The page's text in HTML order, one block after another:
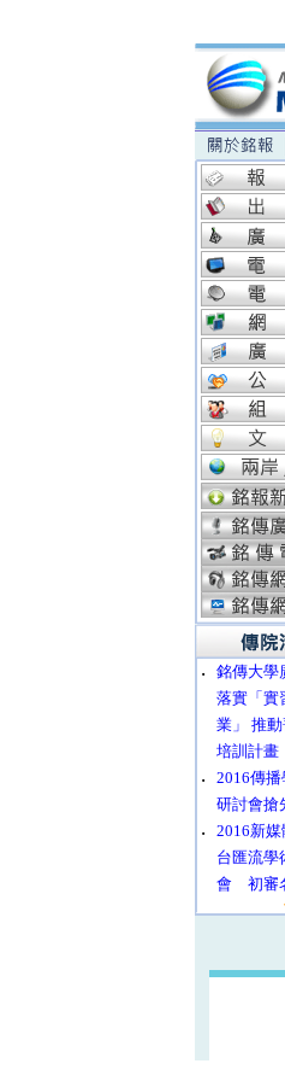
‧
銘傳大學
落實「實
業」 推
培訓計畫
‧
2016傳
研討會搶
‧
2016新
台匯流學
會 初審